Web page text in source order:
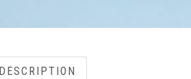
DESCRIPTION